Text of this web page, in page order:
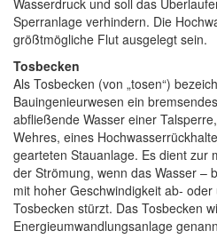
Wasserdruck und soll das
Sperranlage verhindern. Die
größtmögliche Flut ausgelegt sein.
Tosbecken
Als Tosbecken (von „tosen“)
Bauingenieurwesen ein
abfließende Wasser einer
Wehres, eines
gearteten Stauanlage. Es dient zur
der Strömung, wenn das Wasser –
mit hoher Geschwindigkeit ab-
Tosbecken stürzt. Das Tosbecken
Energieumwandlungsanlage